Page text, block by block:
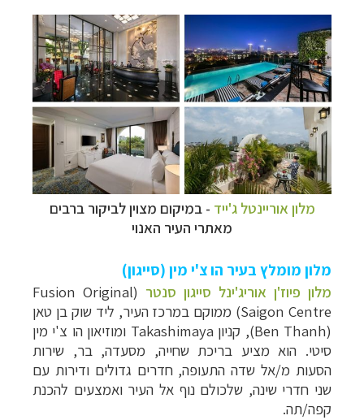
מלון אוריינטל ג'ייד - במיקום מצוין לביקור ברבים
מאתרי העיר האנוי
מלון מומלץ בעיר הו צ'י מין (סייגון)
מלון פיוז'ן אוריג'ינל סייגון סנטר
(Fusion Original
Saigon Centre) ממוקם במרכז העיר, ליד שוק בן טאן
(Ben Thanh), קניון Takashimaya ומוזיאון הו צ'י מין
סיטי. הוא מציע בריכת שחייה, מסעדה, בר, שירות
הסעות מ/אל שדה התעופה, חדרים גדולים ודירות עם
שני חדרי שינה, שלכולם נוף אל העיר ואמצעים להכנת
קפה/תה.